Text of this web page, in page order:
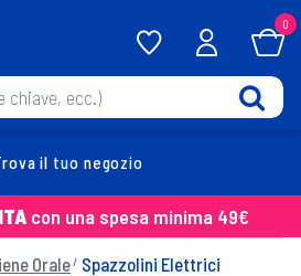
0
il tuo negozio
con una spesa minima 49€
Orale Spazzolini Elettrici